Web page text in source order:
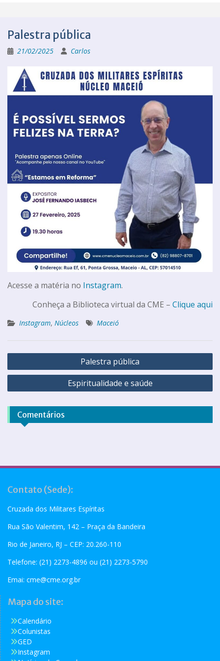
Palestra pública
21/02/2025 Carlos
Acesse a matéria no Instagram.
Conheça a Biblioteca virtual da CME – Clique aqui
Instagram, Núcleos Maceió
Palestra pública
Espiritualidade e saúde
Comentários
Contato (Sede):
Cruzada dos Militares Espíritas
Rua São Valentim, 142 – Praça da Bandeira
Rio de Janeiro, RJ – CEP: 20.260-110
Telefone: (21) 2273-4896 ou (21) 2273-5790
Emai: cme@cme.org.br
Mapa do site:
Calendário
Colunistas
GED
Instagram